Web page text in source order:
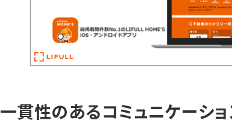
一貫性のあるコミュニケーシ